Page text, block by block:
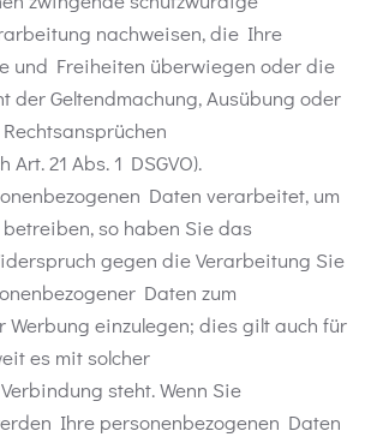
nachweisen, die Ihre
und Freiheiten überwiegen oder die
der Geltendmachung, Ausübung oder
21 Abs. 1 DSGVO).
Daten verarbeitet, um
so haben Sie das
gegen die Verarbeitung Sie
Daten zum
Werbung einzulegen; dies gilt auch für
es mit solcher
steht. Wenn Sie
Ihre personenbezogenen Daten